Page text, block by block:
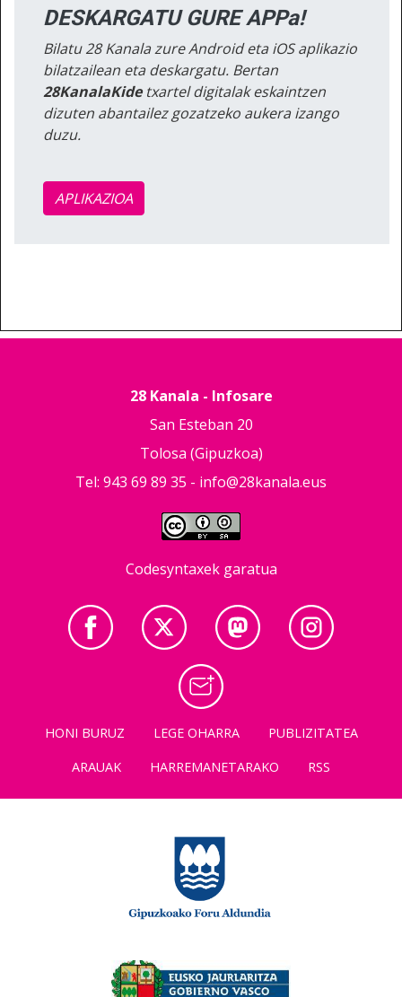
DESKARGATU GURE APPa!
Bilatu 28 Kanala zure Android eta iOS aplikazio
bilatzailean eta deskargatu. Bertan
28KanalaKidetxartel digitalak eskaintzen
dizuten abantailez gozatzeko aukera izango
duzu.
APLIKAZIOA
28 Kanala - Infosare
San Esteban 20
Tolosa (Gipuzkoa)
Tel: 943 69 89 35 - info@28kanala.eus
Codesyntaxek garatua
HONI BURUZ LEGE OHARRA
PUBLIZITATEA
ARAUAK
HARREMANETARAKO RSS